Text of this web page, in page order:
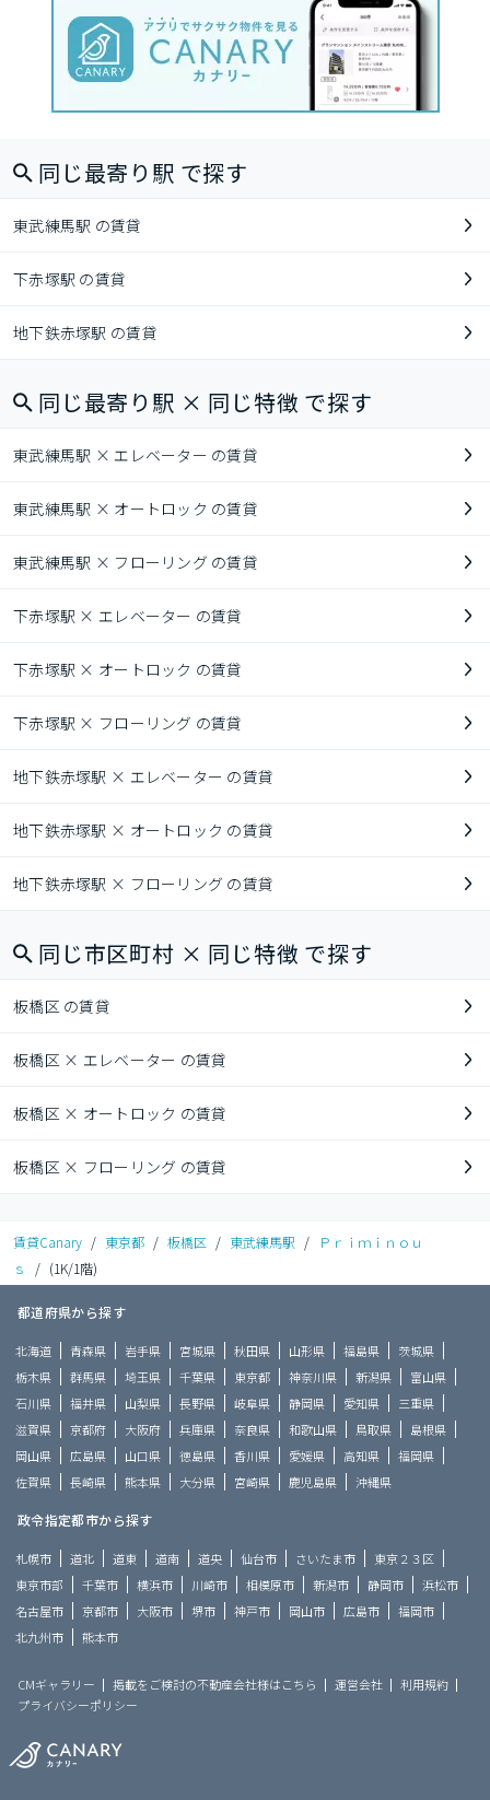
同じ最寄り駅 で探す
東武練馬駅 の賃貸
下赤塚駅 の賃貸
地下鉄赤塚駅 の賃貸
同じ最寄り駅 × 同じ特徴 で探す
東武練馬駅 × エレベーター の賃貸
東武練馬駅 × オートロック の賃貸
東武練馬駅 × フローリング の賃貸
下赤塚駅 × エレベーター の賃貸
下赤塚駅 × オートロック の賃貸
下赤塚駅 × フローリング の賃貸
地下鉄赤塚駅 × エレベーター の賃貸
地下鉄赤塚駅 × オートロック の賃貸
地下鉄赤塚駅 × フローリング の賃貸
同じ市区町村 × 同じ特徴 で探す
板橋区 の賃貸
板橋区 × エレベーター の賃貸
板橋区 × オートロック の賃貸
板橋区 × フローリング の賃貸
賃貸Canary / 東京都 / 板橋区 / 東武練馬駅 /
Ｐｒｉｍｉｎｏｕ
ｓ
/ (1K/1階)
都道府県から探す
北海道 青森県 岩手県 宮城県 秋田県 山形県 福島県
茨城県
栃木県
群馬県 埼玉県 千葉県 東京都 神奈川県 新潟県
富山県
石川県
福井県 山梨県 長野県 岐阜県 静岡県 愛知県
三重県
滋賀県
京都府 大阪府 兵庫県 奈良県 和歌山県 鳥取県
島根県
岡山県
広島県 山口県 徳島県 香川県 愛媛県 高知県
福岡県
佐賀県
長崎県 熊本県 大分県 宮崎県 鹿児島県 沖縄県
政令指定都市から探す
札幌市 道北 道東 道南 道央 仙台市 さいたま市
東京２３区
東京市部
千葉市 横浜市 川崎市 相模原市 新潟市 静岡市
浜松市
名古屋市
京都市 大阪市 堺市 神戸市 岡山市 広島市
福岡市
北九州市
熊本市
CMギャラリー 掲載をご検討の不動産会社様はこちら 運営会社
利用規約
プライバシーポリシー